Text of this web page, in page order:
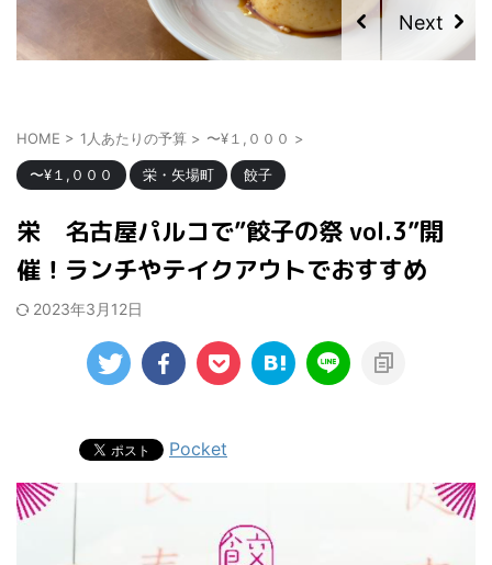
HOME > 1人あたりの予算 > 〜¥１,０００ >
〜¥１,０００ 栄・矢場町 餃子
栄 名古屋パルコで”餃子の祭 vol.3”開
催！ランチやテイクアウトでおすすめ
2023年3月12日
Pocket